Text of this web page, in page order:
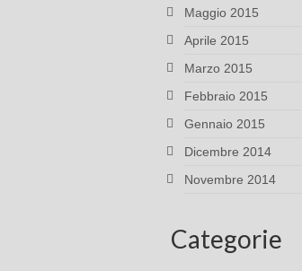
Maggio 2015
Aprile 2015
Marzo 2015
Febbraio 2015
Gennaio 2015
Dicembre 2014
Novembre 2014
Categorie